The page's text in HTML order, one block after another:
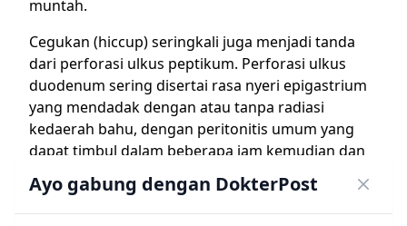
muntah.
Cegukan (hiccup) seringkali juga menjadi tanda
dari perforasi ulkus peptikum. Perforasi ulkus
duodenum sering disertai rasa nyeri epigastrium
yang mendadak dengan atau tanpa radiasi
kedaerah bahu, dengan peritonitis umum yang
dapat timbul dalam beberapa jam kemudian dan
pasien akan berbaring diam untuk menahan nyeri.
Sangat penting menanyakan tindakan-tindakan
Ayo gabung dengan DokterPost